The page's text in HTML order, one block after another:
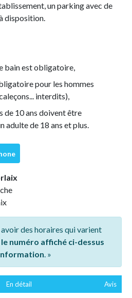
un parking avec de
disposition.
bain est obligatoire,
pour les hommes
interdits),
de 10 ans doivent être
adulte de 18 ans et plus.
avoir des horaires qui varient
numéro affiché ci-dessus
. »
En détail Avis